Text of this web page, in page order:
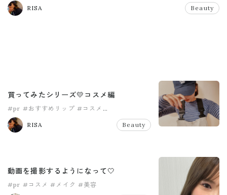
RISA Beauty
買ってみたシリーズ💛コスメ編
#pr #おすすめリップ #コスメ
#プチプラコスメ
#ママメイク
RISA
Beauty
動画を撮影するようになって🤍
#pr #コスメ #メイク #美容